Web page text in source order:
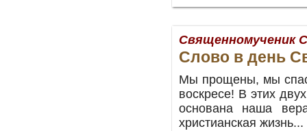
Священномученик
Слово в день
Мы прощены, мы
воскресе! В этих
основана наша
христианская жизнь...